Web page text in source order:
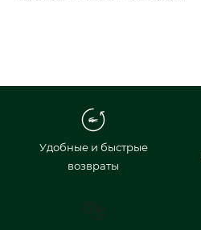
Удобные и быстрые
возвраты